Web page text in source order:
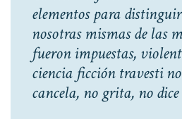
elementos para
nosotras mismas de las
fueron impuestas,
ciencia ficción travesti
cancela, no grita, no